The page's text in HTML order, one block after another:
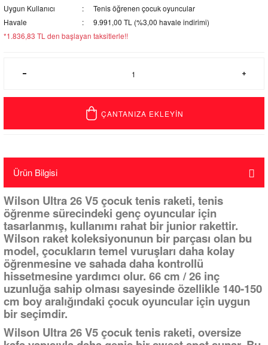
Uygun Kullanıcı
Tenis öğrenen çocuk oyuncular
Havale
9.991,00 TL (%3,00 havale indirimi)
*1.836,83 TL den başlayan taksitlerle!!
ÇANTANIZA EKLEYİN
Ürün Bilgisi
Wilson Ultra 26 V5 çocuk tenis raketi, tenis
öğrenme sürecindeki genç oyuncular için
tasarlanmış, kullanımı rahat bir junior rakettir.
Wilson raket koleksiyonunun bir parçası olan bu
model, çocukların temel vuruşları daha kolay
öğrenmesine ve sahada daha kontrollü
hissetmesine yardımcı olur. 66 cm / 26 inç
uzunluğa sahip olması sayesinde özellikle 140-150
cm boy aralığındaki çocuk oyuncular için uygun
bir seçimdir.
Wilson Ultra 26 V5 çocuk tenis raketi, oversize